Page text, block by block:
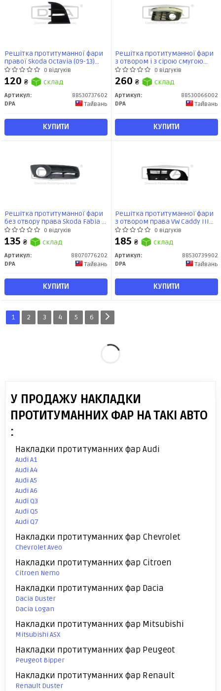
Решітка протитуманної фари
правої Skoda Octavia (09-13)
(88530737602) DPA
0 відгуків
120 ₴ склад
Артикул:
88530737602
DPA
Тайвань
КУПИТИ
Решітка протитуманної фари
з отвором і з сірою смугою
права VW Jetta III (1K2) (05-10),
Golf V Variant (1K5) (07-09)
(88530066002) DPA
0 відгуків
260 ₴ склад
Артикул:
88530066002
DPA
Тайвань
КУПИТИ
Решітка протитуманної фари
без отвору права Skoda Fabia II
(542) (06-14), Roomster Praktik
(5J) (07-15) (88070776202) DPA
0 відгуків
135 ₴ склад
Артикул:
88070776202
DPA
Тайвань
КУПИТИ
Решітка протитуманної фари
з отвором права VW Caddy III
(04-15), Touran (1T1, 1T2) (03-10)
(88530739902) DPA
0 відгуків
185 ₴ склад
Артикул:
88530739902
DPA
Тайвань
КУПИТИ
1 2 3 4 5 6
У ПРОДАЖУ НАКЛАДКИ
ПРОТИТУМАННИХ ФАР НА ТАКІ АВТО
:
Накладки протитуманних фар Audi
Audi A1
Audi A4
Audi A5
Audi A6
Audi Q3
Audi Q5
Audi Q7
Накладки протитуманних фар Chevrolet
Chevrolet Aveo
Накладки протитуманних фар Citroen
Citroen Nemo
Накладки протитуманних фар Dacia
Dacia Duster
Dacia Logan
Накладки протитуманних фар Mitsubishi
Mitsubishi ASX
Накладки протитуманних фар Peugeot
Peugeot Bipper
Накладки протитуманних фар Renault
Renault Duster